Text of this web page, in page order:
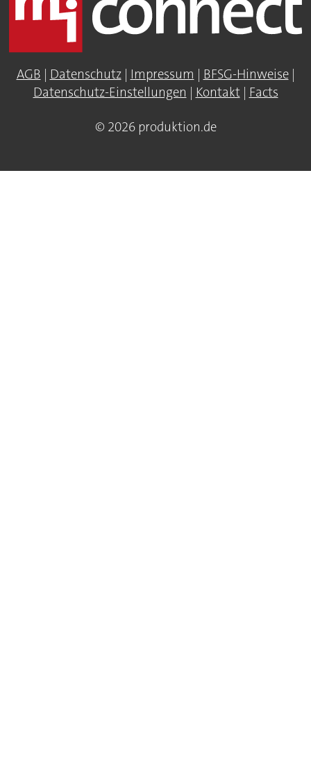
AGB | Datenschutz| Impressum | BFSG-Hinweise|
Datenschutz-Einstellungen | Kontakt| Facts
© 2026 produktion.de